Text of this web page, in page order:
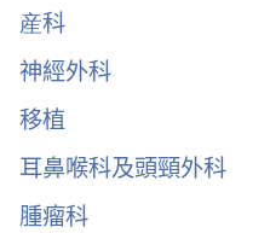
産科
神經外科
移植
耳鼻喉科及頭頸外科
腫瘤科